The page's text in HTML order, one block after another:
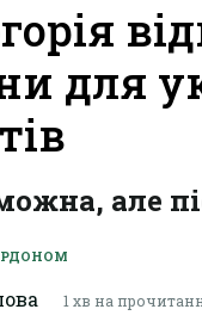
для
але
1 хв на